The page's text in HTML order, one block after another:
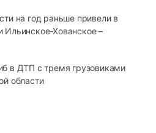
на год раньше привели в
Ильинское-Хованское –
в ДТП с тремя грузовиками
области